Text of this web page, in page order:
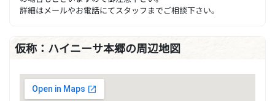
詳細はメールやお電話にてスタッフまでご相談下さい。
仮称：ハイニーサ本郷の周辺地図